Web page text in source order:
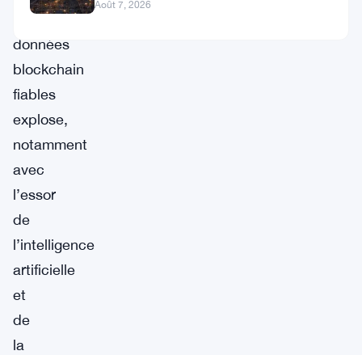
des
données
blockchain
fiables
explose,
notamment
avec
l’essor
de
l’intelligence
artificielle
et
de
la
Août 7, 2026